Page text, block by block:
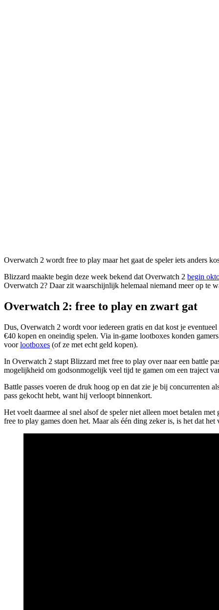
Overwatch 2 wordt free to play maar het gaat de speler iets anders
Blizzard maakte begin deze week bekend dat Overwatch 2 begin
Overwatch 2? Daar zit waarschijnlijk helemaal niemand meer op te
Overwatch 2: free to play en zwart gat
Dus, Overwatch 2 wordt voor iedereen gratis en dat kost je
€40 kopen en oneindig spelen. Via in-game lootboxes konden
voorlootboxes (of ze met echt geld kopen).
In Overwatch 2 stapt Blizzard met free to play over naar een battle
mogelijkheid om godsonmogelijk veel tijd te gamen om een traject
Battle passes voeren de druk hoog op en dat zie je bij concurrenten
pass gekocht hebt, want hij verloopt binnenkort.
Het voelt daarmee al snel alsof de speler niet alleen moet betalen
free to play games doen het. Maar als één ding zeker is, is het dat